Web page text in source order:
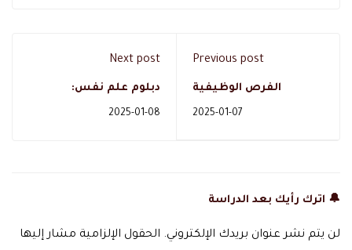
Previous post
الفرص الوظيفية
2025-01-07
Next post
دبلوم علم نفس:
2025-01-08
🔔 اترك رأيك بعد الدراسة
لن يتم نشر عنوان بريدك الإلكتروني. الحقول الإلزامية مشار إليها